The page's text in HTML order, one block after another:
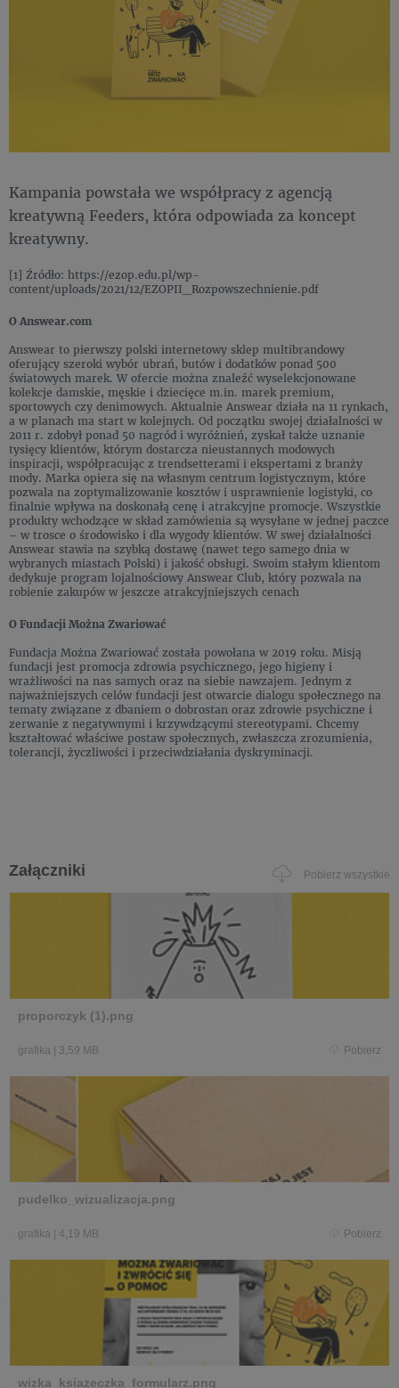
Kampania powstała we współpracy z agencją
kreatywną Feeders, która odpowiada za koncept
kreatywny.
[1] Źródło: https://ezop.edu.pl/wp-
content/uploads/2021/12/EZOPII_Rozpowszechnienie.pdf
O Answear.com
Answear to pierwszy polski internetowy sklep multibrandowy
oferujący szeroki wybór ubrań, butów i dodatków ponad 500
światowych marek. W ofercie można znaleźć wyselekcjonowane
kolekcje damskie, męskie i dziecięce m.in. marek premium,
sportowych czy denimowych. Aktualnie Answear działa na 11 rynkach,
a w planach ma start w kolejnych. Od początku swojej działalności w
2011 r. zdobył ponad 50 nagród i wyróżnień, zyskał także uznanie
tysięcy klientów, którym dostarcza nieustannych modowych
inspiracji, współpracując z trendsetterami i ekspertami z branży
mody. Marka opiera się na własnym centrum logistycznym, które
pozwala na zoptymalizowanie kosztów i usprawnienie logistyki, co
finalnie wpływa na doskonałą cenę i atrakcyjne promocje. Wszystkie
produkty wchodzące w skład zamówienia są wysyłane w jednej paczce
– w trosce o środowisko i dla wygody klientów. W swej działalności
Answear stawia na szybką dostawę (nawet tego samego dnia w
wybranych miastach Polski) i jakość obsługi. Swoim stałym klientom
dedykuje program lojalnościowy Answear Club, który pozwala na
robienie zakupów w jeszcze atrakcyjniejszych cenach
O Fundacji Można Zwariować
Fundacja Można Zwariować została powołana w 2019 roku. Misją
fundacji jest promocja zdrowia psychicznego, jego higieny i
wrażliwości na nas samych oraz na siebie nawzajem. Jednym z
najważniejszych celów fundacji jest otwarcie dialogu społecznego na
tematy związane z dbaniem o dobrostan oraz zdrowie psychiczne i
zerwanie z negatywnymi i krzywdzącymi stereotypami. Chcemy
kształtować właściwe postaw społecznych, zwłaszcza zrozumienia,
tolerancji, życzliwości i przeciwdziałania dyskryminacji.
Załączniki Pobierz wszystkie
proporczyk (1).png
grafika 3,59 MB Pobierz
pudelko_wizualizacja.png
grafika 4,19 MB Pobierz
wizka_ksiazeczka_formularz.png